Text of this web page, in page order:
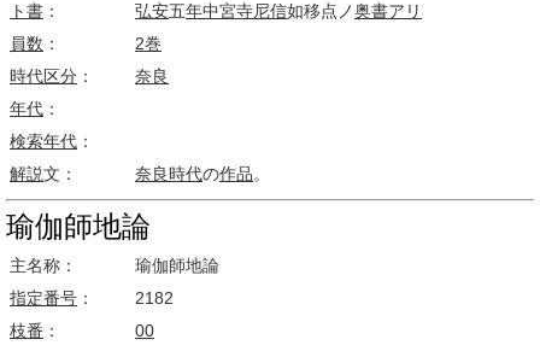
ト書 ： 弘安五年中宮寺尼信如移点ノ奥書アリ
員数 ：
2巻
時代区分 ：
奈良
年代 ：
検索年代 ：
解説文： 奈良時代の作品。
瑜伽師地論
主名称：
瑜伽師地論
指定番号 ：
2182
枝番 ： 00